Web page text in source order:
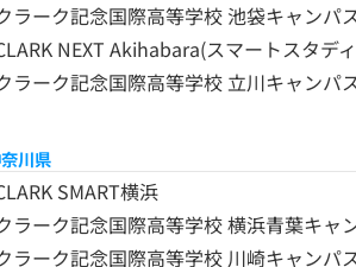
ラーク記念国際高等学校 池袋キャンパ
NEXT Akihabara(スマートスタデ
ラーク記念国際高等学校 立川キャンパ
川県
SMART横浜
ラーク記念国際高等学校 横浜青葉キャ
ラーク記念国際高等学校 川崎キャンパ